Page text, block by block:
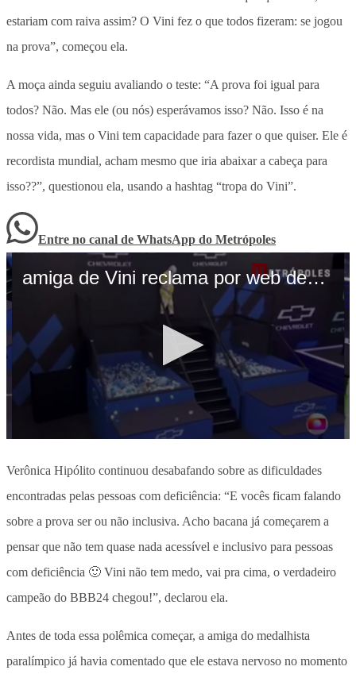
estariam com raiva assim? O Vini fez o que todos fizeram: se jogou
na prova”, começou ela.
A moça ainda seguiu avaliando o teste: “A prova foi igual para
todos? Não. Mas ele (ou nós) esperávamos isso? Não. Isso é na
nossa vida, mas o Vini tem capacidade para fazer o que quiser. Ele é
recordista mundial, acham mesmo que iria abaixar a cabeça para
isso??”, questionou ela, usando a hashtag “tropa do Vini”.
Entre no canal de WhatsApp do Metrópoles
Verônica Hipólito continuou desabafando sobre as dificuldades
encontradas pelas pessoas com deficiência: “E vocês ficam falando
sobre a prova ser ou não inclusiva. Acho bacana já começarem a
pensar que não tem quase nada acessível e inclusivo para pessoas
com deficiência 🙂 Vini não tem medo, vai pra cima, o verdadeiro
campeão do BBB24 chegou!”, declarou ela.
Antes de toda essa polêmica começar, a amiga do medalhista
paralímpico já havia comentado que ele estava nervoso no momento